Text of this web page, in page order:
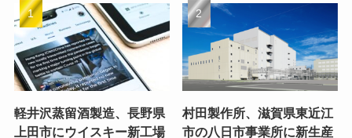
軽井沢蒸留酒製造、長野県
上田市にウイスキー新工場
村田製作所、滋賀県東近江
市の八日市事業所に新生産